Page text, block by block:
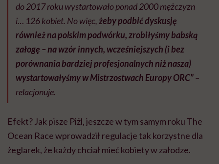
do 2017 roku wystartowało ponad 2000 mężczyzn
i… 126 kobiet. No więc,żeby podbić dyskusję
również na polskim podwórku, zrobiłyśmy babską
załogę – na wzór innych, wcześniejszych (i bez
porównania bardziej profesjonalnych niż nasza)
wystartowałyśmy w Mistrzostwach Europy ORC”–
relacjonuje.
Efekt? Jak pisze Piżl, jeszcze w tym samym roku The
Ocean Race wprowadził regulacje tak korzystne dla
żeglarek, że każdy chciał mieć kobiety w załodze.